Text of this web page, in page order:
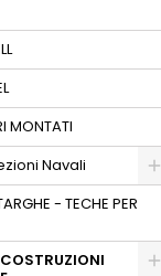
MONTATI
Navali
- TECHE PER